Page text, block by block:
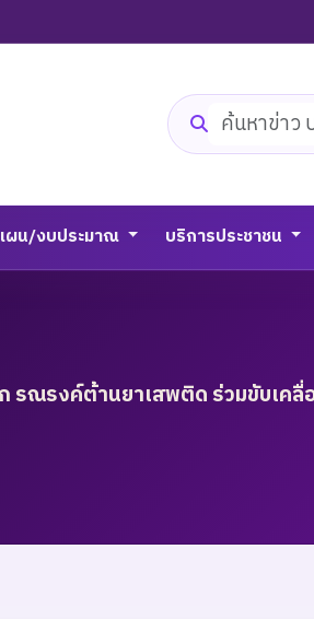
ค้นหาเว็บไซต์
ผน/งบประมาณ บริการประชาชน
รณรงค์ต้านยาเสพติด ร่วมขับเค